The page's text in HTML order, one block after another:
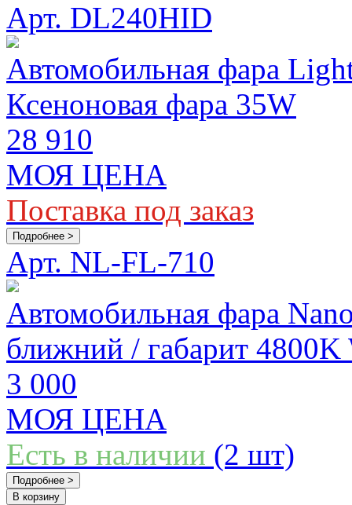
Арт. DL240HID
Автомобильная фара
Ксеноновая фара 35W
28 910
МОЯ ЦЕНА
Поставка под заказ
Подробнее >
Арт. NL-FL-710
Автомобильная фара
ближний / габарит 4800K
3 000
МОЯ ЦЕНА
Есть в наличии (2 шт)
Подробнее >
В корзину